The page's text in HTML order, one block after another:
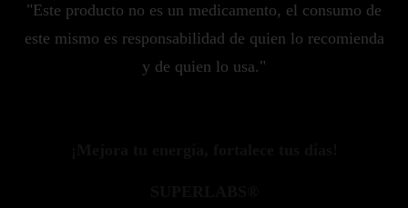
"Este producto no es un medicamento, el consumo de
este mismo es responsabilidad de quien lo recomienda
y de quien lo usa."